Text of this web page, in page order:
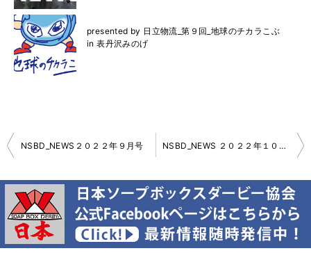
presented by 日立物流_第９回_地球のチカラこぶ
in 表丹沢みのげ
投
稿
ビ
ゲ
ー
シ
ョ
NSBD_NEWS２０２２年９月号 NSBD_NEWS ２０２２年１０月号